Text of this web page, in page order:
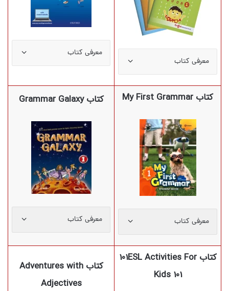
معرفی کتاب
معرفی کتاب
کتاب My First Grammar
معرفی کتاب
کتاب Grammar Galaxy
معرفی کتاب
کتاب 101ESL Activities For
Kids 101
کتاب Adventures with
Adjectives